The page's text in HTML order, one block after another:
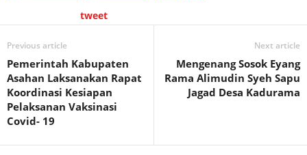
tweet
Previous article
Pemerintah Kabupaten
Asahan Laksanakan Rapat
Koordinasi Kesiapan
Pelaksanan Vaksinasi
Covid- 19
Next article
Mengenang Sosok Eyang
Rama Alimudin Syeh Sapu
Jagad Desa Kadurama